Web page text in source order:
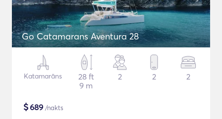
Go Catamarans Aventura 28
Katamarāns
28 ft
9 m
2 2 2
$689 /nakts